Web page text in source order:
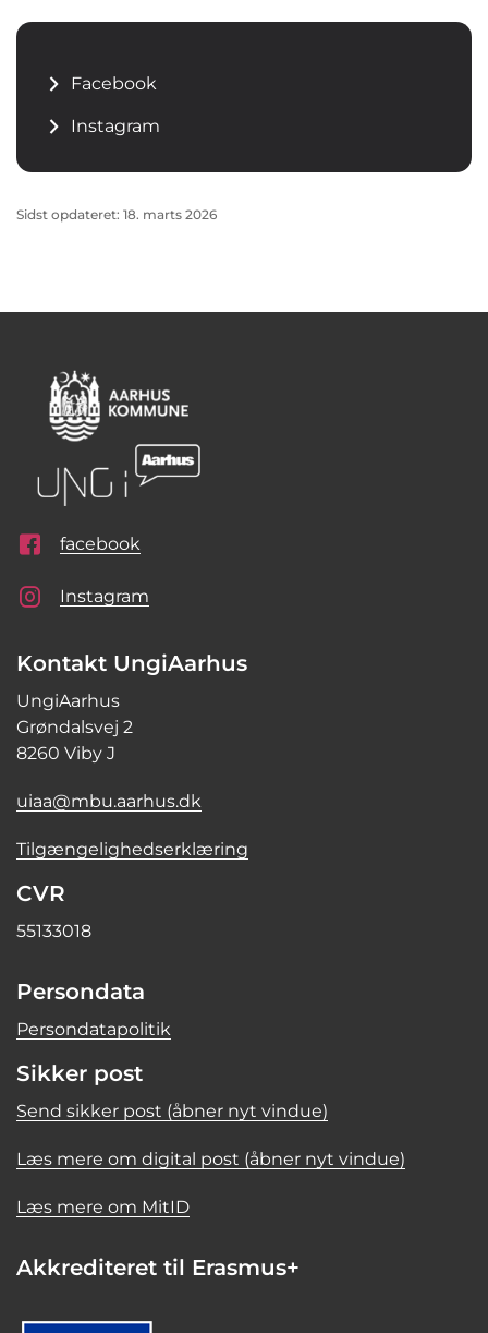
Facebook
Instagram
Sidst opdateret: 18. marts 2026
facebook
Instagram
Kontakt UngiAarhus
UngiAarhus
Grøndalsvej 2
8260 Viby J
uiaa@mbu.aarhus.dk
Tilgængelighedserklæring
CVR
55133018
Persondata
Persondatapolitik
Sikker post
Send sikker post (åbner nyt vindue)
Læs mere om digital post (åbner nyt vindue)
Læs mere om MitID
Akkrediteret til Erasmus+